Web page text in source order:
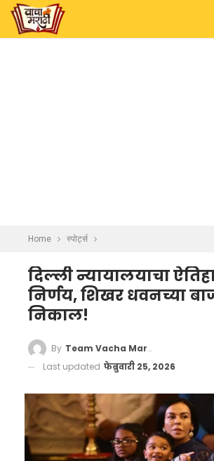
Home स्पोर्ट्स
दिल्ली न्यायालयाचा
निर्णय, शिखर धवनच्या
निकाल!
By Team Vacha Marathi
Last updated फेब्रुवारी 25, 2026